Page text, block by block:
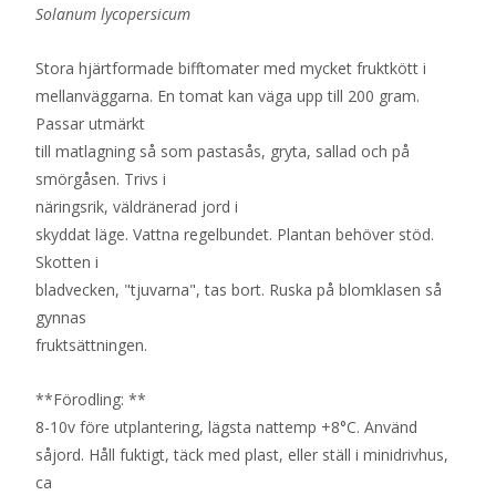
Solanum lycopersicum
Stora hjärtformade bifftomater med mycket fruktkött i
mellanväggarna. En tomat kan väga upp till 200 gram.
Passar utmärkt
till matlagning så som pastasås, gryta, sallad och på
smörgåsen. Trivs i
näringsrik, väldränerad jord i
skyddat läge. Vattna regelbundet. Plantan behöver stöd.
Skotten i
bladvecken, "tjuvarna", tas bort. Ruska på blomklasen så
gynnas
fruktsättningen.
**Förodling: **
8-10v före utplantering, lägsta nattemp +8°C. Använd
såjord. Håll fuktigt, täck med plast, eller ställ i minidrivhus,
ca